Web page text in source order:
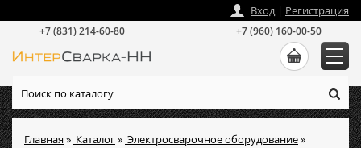
Главная» Каталог» Электросварочное оборудование»
Вход| Регистрация
+7 (831) 214-60-80 +7 (960) 160-00-50